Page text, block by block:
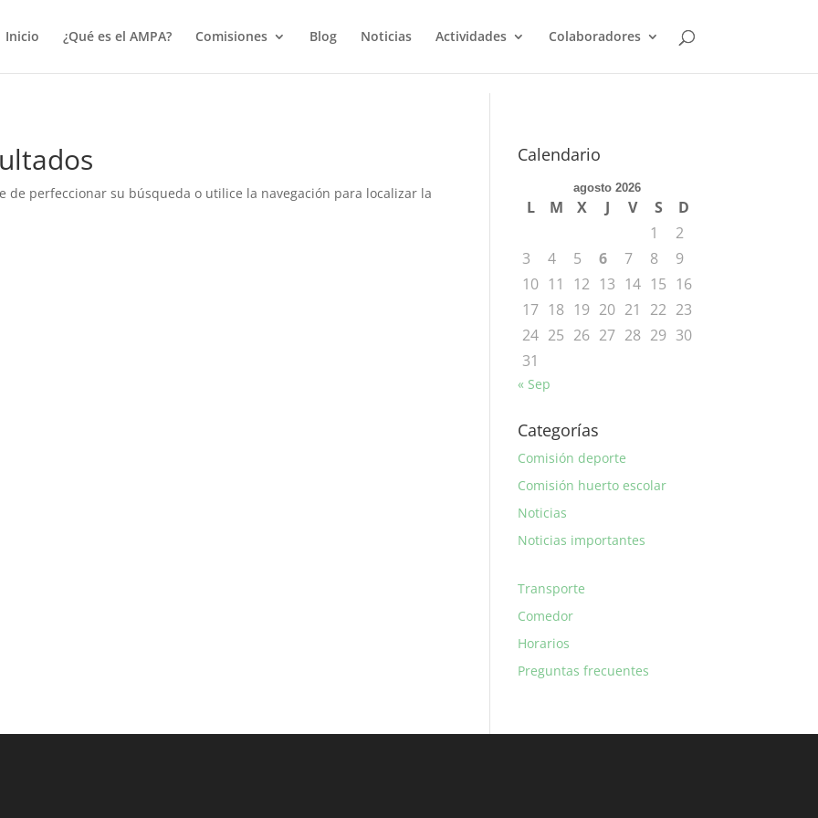
Inicio
¿Qué es el AMPA? Comisiones Blog Noticias Actividades Colaboradores
de perfeccionar su búsqueda o utilice la navegación para localizar la
Calendario
agosto 2026
L M X J V S
D
1
2
3
4 5 6 7 8
9
10 11 12 13 14 15 16
17 18 19 20 21 22 23
24 25 26 27 28 29 30
31
« Sep
Categorías
Comisión deporte
Comisión huerto escolar
Noticias
Noticias importantes
Transporte
Comedor
Horarios
Preguntas frecuentes